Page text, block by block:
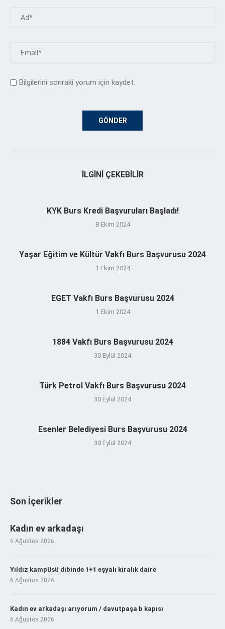
Bilgilerini sonraki yorum için kaydet.
İLGINI ÇEKEBILIR
KYK Burs Kredi Başvuruları Başladı!
8 Ekim 2024
Yaşar Eğitim ve Kültür Vakfı Burs Başvurusu 2024
1 Ekim 2024
EGET Vakfı Burs Başvurusu 2024
1 Ekim 2024
1884 Vakfı Burs Başvurusu 2024
30 Eylül 2024
Türk Petrol Vakfı Burs Başvurusu 2024
30 Eylül 2024
Esenler Belediyesi Burs Başvurusu 2024
30 Eylül 2024
Son İçerikler
Kadın ev arkadaşı
6 Ağustos 2026
Yıldız kampüsü dibinde 1+1 eşyalı kiralık daire
6 Ağustos 2026
Kadın ev arkadaşı arıyorum / davutpaşa b kapısı
6 Ağustos 2026